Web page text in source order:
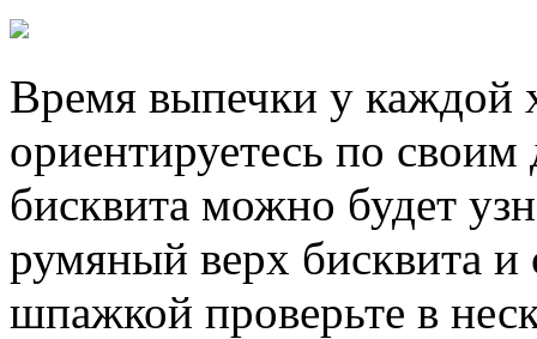
Время выпечки у каждой
ориентируетесь по
бисквита можно будет
румяный верх бисквита
шпажкой проверьте в